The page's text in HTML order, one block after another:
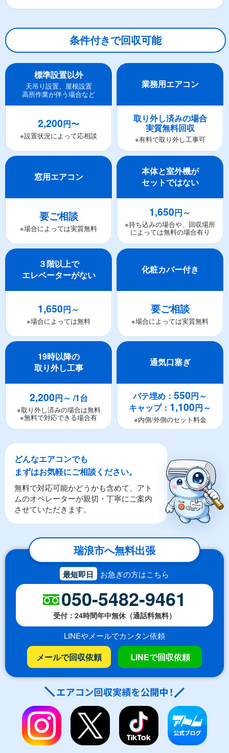
条件付きで回収可能
標準設置以外
天吊り設置、屋根設置
高所作業が伴う場合など
2,200円〜
※設置状況によって応相談
業務用エアコン
取り外し済みの場合
実質無料回収
※有料で取り外し工事可
窓用エアコン
要ご相談
※場合によっては実質無料
本体と室外機が
セットではない
1,650円～
※持ち込みの場合や、回収場所
によっては無料の場合有り
３階以上で
エレベーターがない
1,650円～
※場合によっては無料
化粧カバー付き
要ご相談
※場合によっては実質無料
19時以降の
取り外し工事
2,200円～ /1台
※取り外し済みの場合は無料
※無料で対応できる場合有
通気口塞ぎ
パテ埋め：550円～
キャップ： 1,100円～
※内側/外側のセット料金
どんなエアコンでも
まずはお気軽にご相談ください。
無料で対応可能かどうかも含めて、アト
ムのオペレーターが親切・丁寧にご案内
させていただきます。
瑞浪市へ無料出張
最短即日 お急ぎの方はこちら
050-5482-9461
受付：24時間年中無休（通話料無料）
LINEやメールでカンタン依頼
メールで回収依頼 LINEで回収依頼